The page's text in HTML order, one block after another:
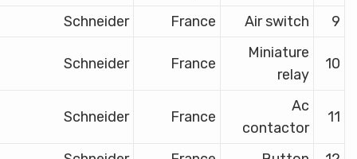
9
Air switch
France
Schneider
10
Miniature
relay
France
Schneider
11
Ac
contactor
France
Schneider